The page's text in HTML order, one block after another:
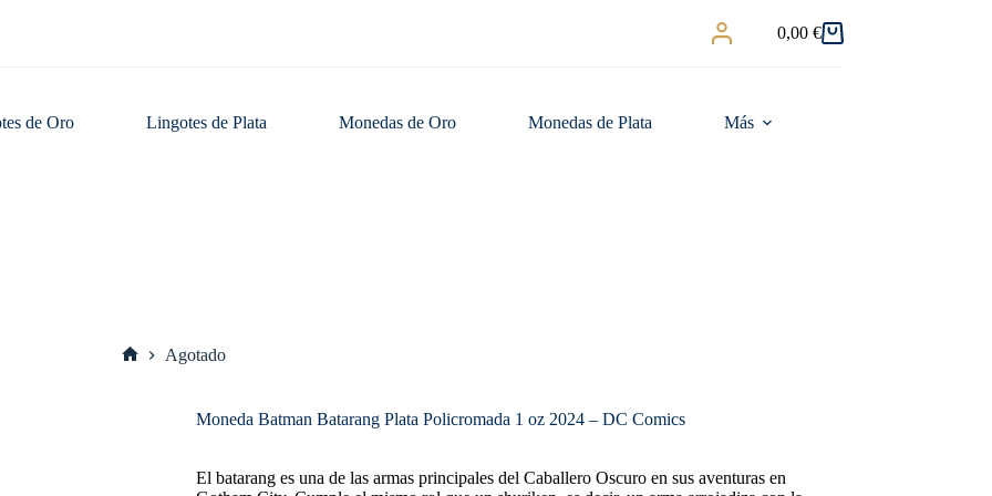
Carro
0,00 €
de Oro Lingotes de Plata Monedas de Oro Monedas de Plata Más
Agotado
Moneda Batman Batarang Plata Policromada 1 oz 2024 – DC Comics
El batarang es una de las armas principales del Caballero Oscuro en sus aventuras en